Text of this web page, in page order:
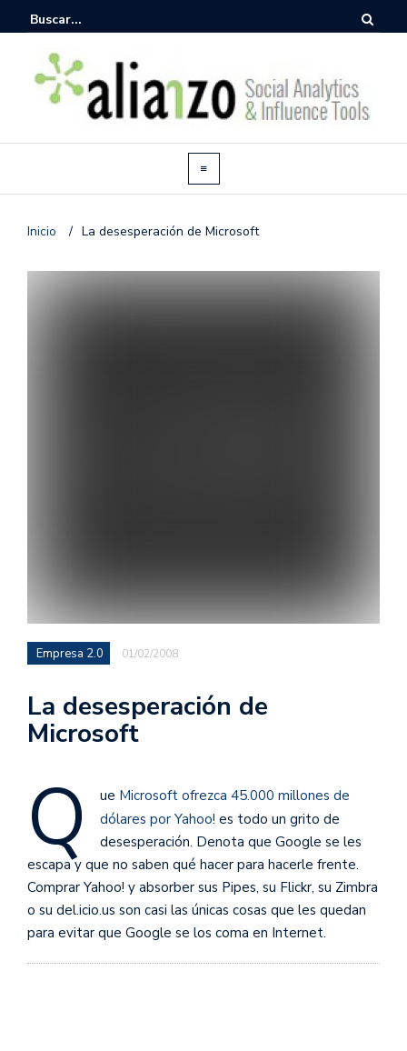
Inicio / La desesperación de Microsoft
Empresa 2.0 01/02/2008
La desesperación de
Microsoft
Q ue Microsoft ofrezca 45.000 millones de
dólares por Yahoo! es todo un grito de
desesperación. Denota que Google se les
escapa y que no saben qué hacer para hacerle frente.
Comprar Yahoo! y absorber sus Pipes, su Flickr, su Zimbra
o su del.icio.us son casi las únicas cosas que les quedan
para evitar que Google se los coma en Internet.